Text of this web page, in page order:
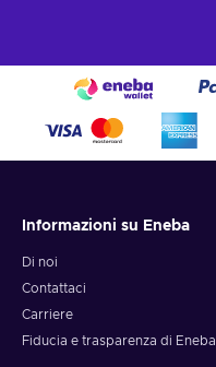
Informazioni su Eneba
Di noi
Contattaci
Carriere
Fiducia e trasparenza di Eneba